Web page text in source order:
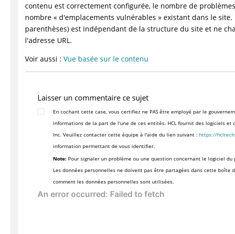
contenu est correctement configurée, le nombre de
nombre « d'emplacements vulnérables » existant dans le
parenthèses) est indépendant de la structure du site et ne
l'adresse URL.
Voir aussi :Vue basée sur le contenu
Laisser un commentaire ce sujet
En cochant cette case, vous certifiez ne PAS être employé par le
informations de la part de l'une de ces entités. HCL fournit des logiciels
Inc. Veuillez contacter cette équipe à l'aide du lien suivant :https://
information permettant de vous identifier.
Note: Pour signaler un problème ou une question concernant le logiciel
Les données personnelles ne doivent pas être partagées dans cette boîte
comment les données personnelles sont utilisées.